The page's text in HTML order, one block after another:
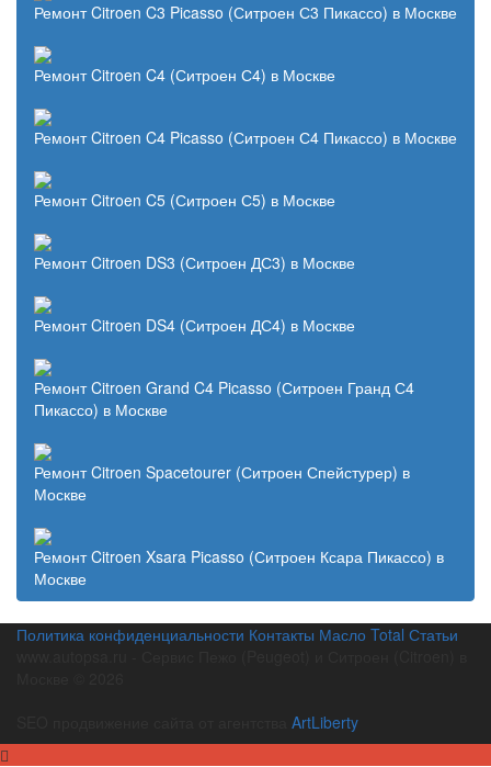
Ремонт Citroen C3 Picasso (Ситроен С3 Пикассо) в Москве
Ремонт Citroen C4 (Ситроен С4) в Москве
Ремонт Citroen C4 Picasso (Ситроен С4 Пикассо) в Москве
Ремонт Citroen C5 (Ситроен С5) в Москве
Ремонт Citroen DS3 (Ситроен ДС3) в Москве
Ремонт Citroen DS4 (Ситроен ДС4) в Москве
Ремонт Citroen Grand C4 Picasso (Ситроен Гранд С4
Пикассо) в Москве
Ремонт Citroen Spacetourer (Ситроен Спейстурер) в
Москве
Ремонт Citroen Xsara Picasso (Ситроен Ксара Пикассо) в
Москве
Политика конфиденциальности Контакты Масло Total Статьи
ArtLiberty